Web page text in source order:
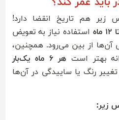
زیر هم تاریخ انقضا دارد!
استفاده نیاز به تعویض
آن‌ها از بین می‌رود. همچنین،
بهتر است هر ۶ ماه یک‌بار
رنگ یا ساییدگی در آن‌ها
زیر: